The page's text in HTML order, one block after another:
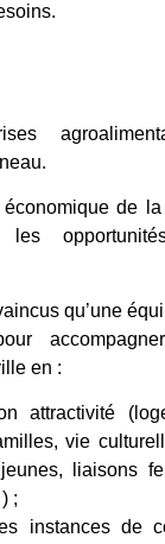
économique de
qu’une
en :
attractivité
vie
liaisons
;
instances de